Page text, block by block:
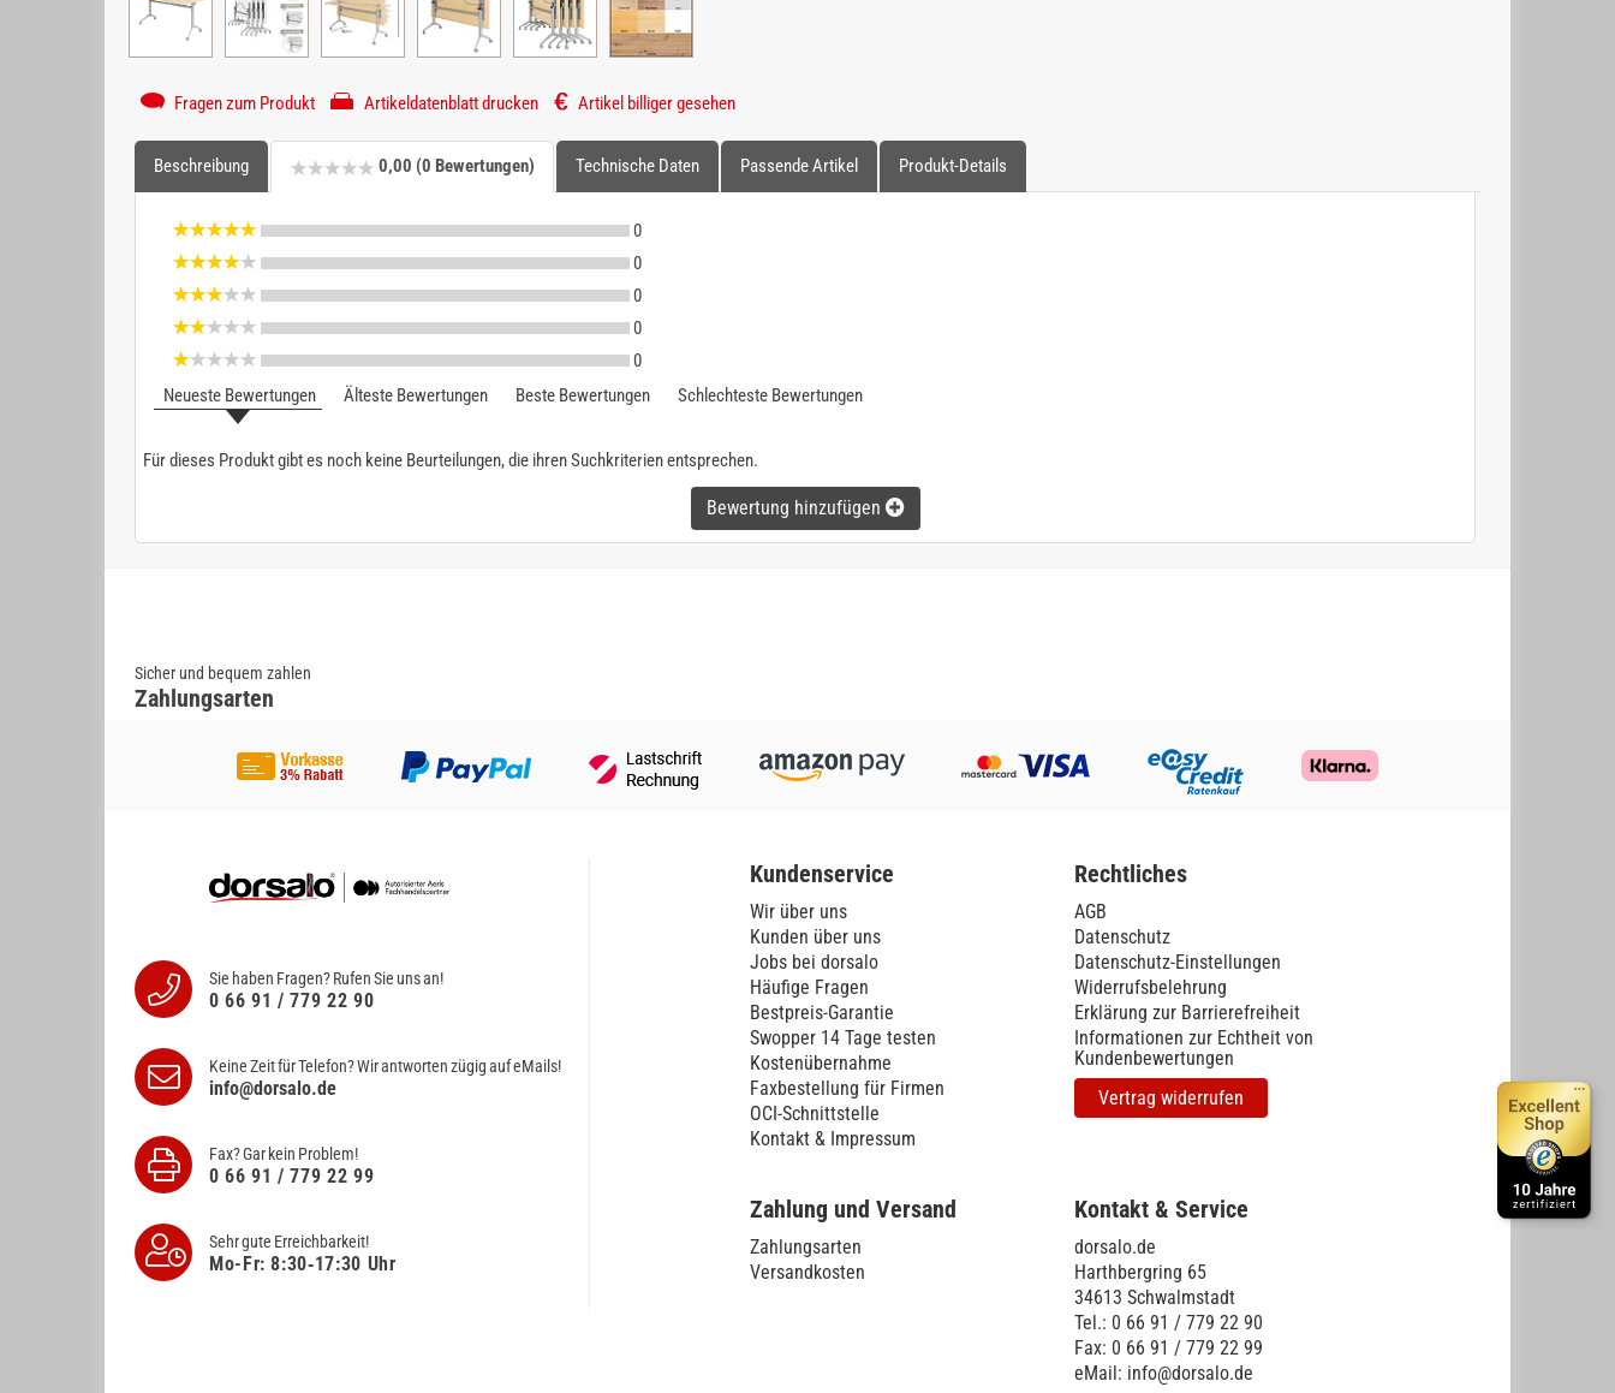
Fragen zum Produkt Artikeldatenblatt drucken Artikel billiger gesehen
Beschreibung 0,00 (0 Bewertungen) Technische Daten Passende Artikel Produkt-Details
0
0
0
0
0
Neueste Bewertungen
Älteste Bewertungen Beste Bewertungen Schlechteste Bewertungen
Für dieses Produkt gibt es noch keine Beurteilungen, die ihren Suchkriterien entsprechen.
Bewertung hinzufügen
Sicher und bequem zahlen
Zahlungsarten
Sie haben Fragen? Rufen Sie uns an!
0 66 91 / 779 22 90
Keine Zeit für Telefon? Wir antwortenzügig auf eMails!
info@dorsalo.de
Fax? Gar kein Problem!
0 66 91 / 779 22 99
Sehr gute Erreichbarkeit!
Mo-Fr: 8:30‑17:30 Uhr
Kundenservice
Wir über uns
Kunden über uns
Jobs bei dorsalo
Häufige Fragen
Bestpreis-Garantie
Swopper 14 Tage testen
Kostenübernahme
Faxbestellung für Firmen
OCI-Schnittstelle
Kontakt & Impressum
Rechtliches
AGB
Datenschutz
Datenschutz-Einstellungen
Widerrufsbelehrung
Erklärung zur Barrierefreiheit
Informationen zur Echtheit von
Kundenbewertungen
Vertrag widerrufen
Zahlung und Versand
Zahlungsarten
Versandkosten
Kontakt & Service
dorsalo.de
Harthbergring 65
34613 Schwalmstadt
Tel.: 0 66 91 / 779 22 90
Fax: 0 66 91 / 779 22 99
eMail: info@dorsalo.de